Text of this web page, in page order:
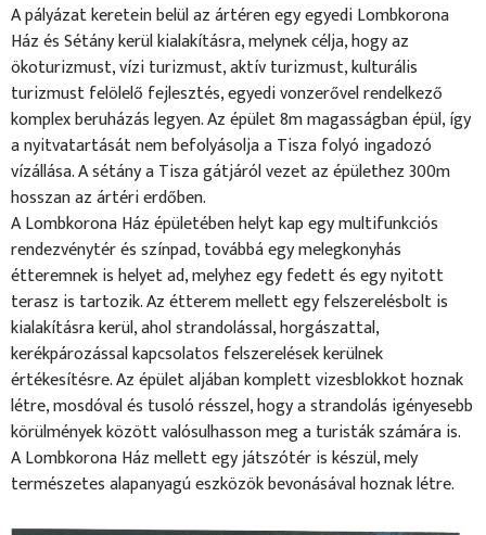
A pályázat keretein belül az ártéren egy egyedi Lombkorona
Ház és Sétány kerül kialakításra, melynek célja, hogy az
ökoturizmust, vízi turizmust, aktív turizmust, kulturális
turizmust felölelő fejlesztés, egyedi vonzerővel rendelkező
komplex beruházás legyen. Az épület 8m magasságban épül, így
a nyitvatartását nem befolyásolja a Tisza folyó ingadozó
vízállása. A sétány a Tisza gátjáról vezet az épülethez 300m
hosszan az ártéri erdőben.
A Lombkorona Ház épületében helyt kap egy multifunkciós
rendezvénytér és színpad, továbbá egy melegkonyhás
étteremnek is helyet ad, melyhez egy fedett és egy nyitott
terasz is tartozik. Az étterem mellett egy felszerelésbolt is
kialakításra kerül, ahol strandolással, horgászattal,
kerékpározással kapcsolatos felszerelések kerülnek
értékesítésre. Az épület aljában komplett vizesblokkot hoznak
létre, mosdóval és tusoló résszel, hogy a strandolás igényesebb
körülmények között valósulhasson meg a turisták számára is.
A Lombkorona Ház mellett egy játszótér is készül, mely
természetes alapanyagú eszközök bevonásával hoznak létre.